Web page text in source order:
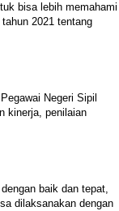
bisa lebih memahami
2021 tentang
Negeri Sipil
kinerja, penilaian
baik dan tepat,
dilaksanakan dengan